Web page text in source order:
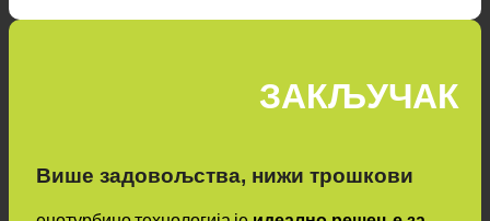
ЗАКЉУЧАК
Више задовољства, нижи трошкови